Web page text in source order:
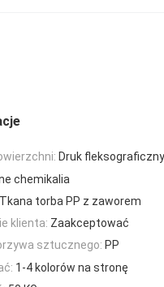
Druk fleksograficzny
chemikalia
Tkana torba PP z zaworem
klienta: Zaakceptować
sztucznego: PP
1-4 kolorów na stronę